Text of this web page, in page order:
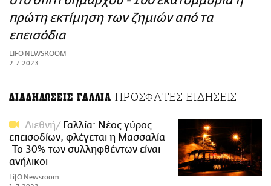
ΑΜΠΑ
PRINT
πρώτη εκτίμηση των ζημιών από τα
επεισόδια
LIFO NEWSROOM
2.7.2023
ΔΙΑΔΗΛΩΣΕΙΣ ΓΑΛΛΙΑ ΠΡΟΣΦΑΤΕΣ ΕΙΔΗΣΕΙΣ
Διεθνή
Γαλλία: Νέος γύρος
επεισοδίων, φλέγεται η Μασσαλία
-Το 30% των συλληφθέντων είναι
ανήλικοι
LifO Newsroom